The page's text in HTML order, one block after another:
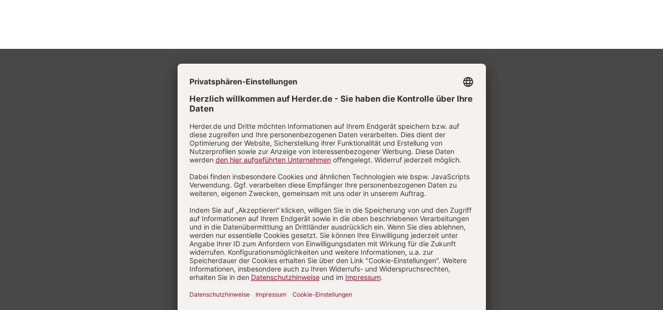
Heft 8/2026 Heft 7/2026 Heft 6/2026